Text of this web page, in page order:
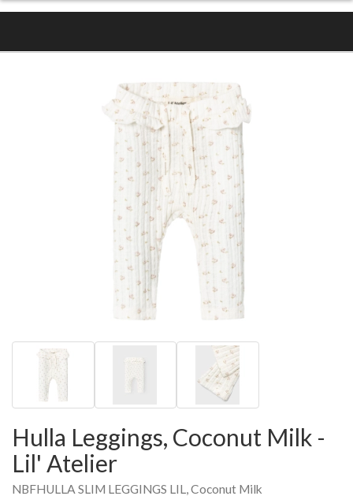
Hulla Leggings, Coconut Milk -
Lil' Atelier
NBFHULLA SLIM LEGGINGS LIL, Coconut Milk